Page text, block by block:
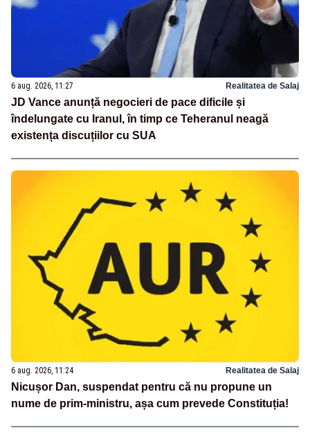
6 aug. 2026, 11:27 Realitatea de Salaj
JD Vance anunță negocieri de pace dificile și
îndelungate cu Iranul, în timp ce Teheranul neagă
existența discuțiilor cu SUA
6 aug. 2026, 11:24 Realitatea de Salaj
Nicușor Dan, suspendat pentru că nu propune un
nume de prim-ministru, așa cum prevede Constituția!